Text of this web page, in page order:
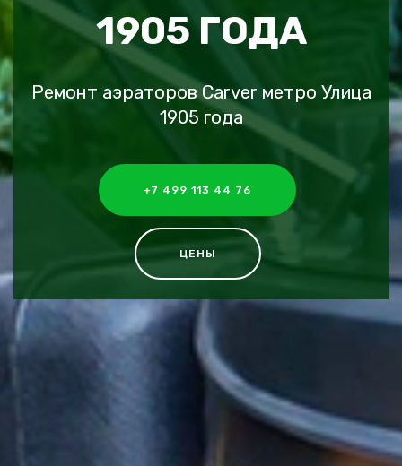
1905 ГОДА
Ремонт аэраторов Carver метро Улица
1905 года
+7 499 113 44 76
ЦЕНЫ